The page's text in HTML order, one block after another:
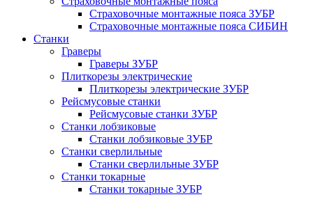
Страховочные монтажные пояса ЗУБР
Страховочные монтажные пояса СИБИН
Станки
Граверы
Граверы ЗУБР
Плиткорезы электрические
Плиткорезы электрические ЗУБР
Рейсмусовые станки
Рейсмусовые станки ЗУБР
Станки лобзиковые
Станки лобзиковые ЗУБР
Станки сверлильные
Станки сверлильные ЗУБР
Станки токарные
Станки токарные ЗУБР